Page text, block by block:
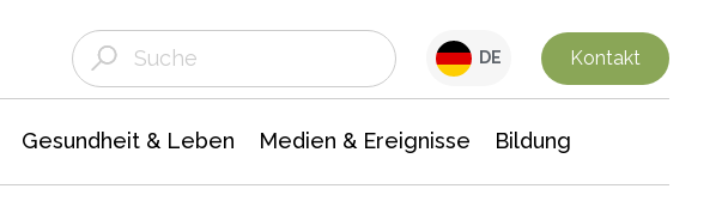
DE Kontakt
Gesundheit & Leben Medien & Ereignisse Bildung